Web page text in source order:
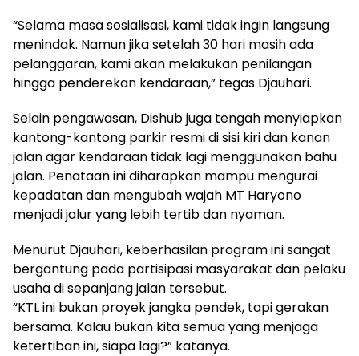
“Selama masa sosialisasi, kami tidak ingin langsung
menindak. Namun jika setelah 30 hari masih ada
pelanggaran, kami akan melakukan penilangan
hingga penderekan kendaraan,” tegas Djauhari.
Selain pengawasan, Dishub juga tengah menyiapkan
kantong-kantong parkir resmi di sisi kiri dan kanan
jalan agar kendaraan tidak lagi menggunakan bahu
jalan. Penataan ini diharapkan mampu mengurai
kepadatan dan mengubah wajah MT Haryono
menjadi jalur yang lebih tertib dan nyaman.
Menurut Djauhari, keberhasilan program ini sangat
bergantung pada partisipasi masyarakat dan pelaku
usaha di sepanjang jalan tersebut.
“KTL ini bukan proyek jangka pendek, tapi gerakan
bersama. Kalau bukan kita semua yang menjaga
ketertiban ini, siapa lagi?” katanya.